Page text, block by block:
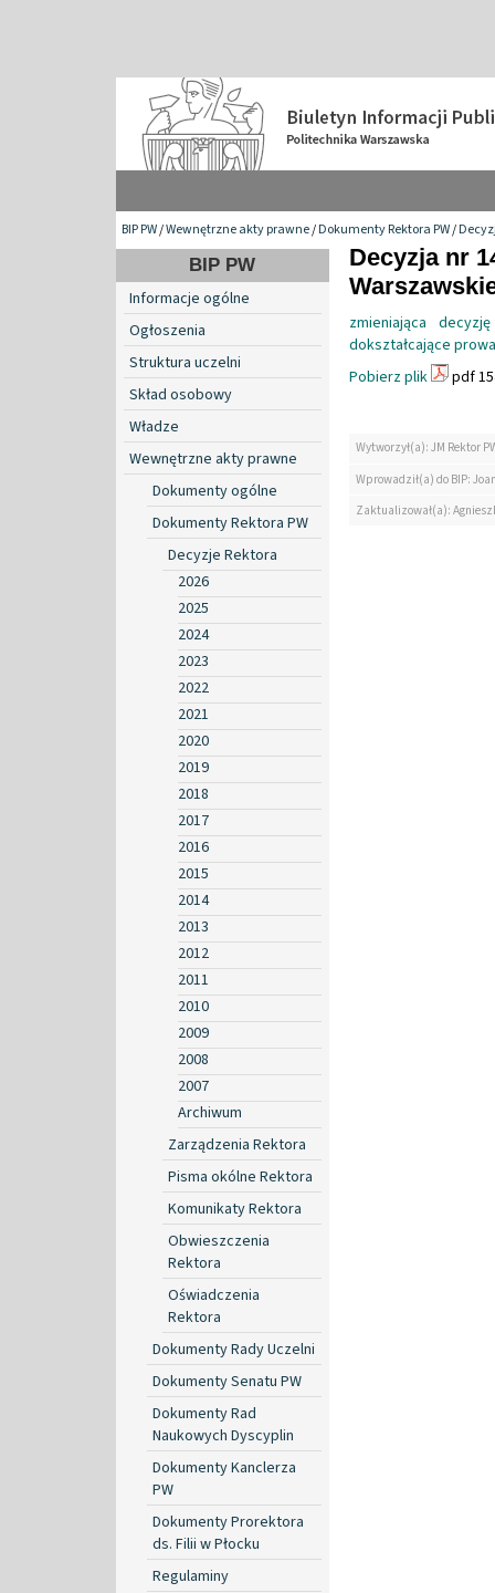
BIP PW/Wewnętrzne akty prawne/Dokumenty Rektora PW/
BIP PW
Informacje ogólne
Ogłoszenia
Struktura uczelni
Skład osobowy
Władze
Wewnętrzne akty prawne
Dokumenty ogólne
Dokumenty Rektora PW
Decyzje Rektora
2026
2025
2024
2023
2022
2021
2020
2019
2018
2017
2016
2015
2014
2013
2012
2011
2010
2009
2008
2007
Archiwum
Zarządzenia Rektora
Pisma okólne Rektora
Komunikaty Rektora
Obwieszczenia
Rektora
Oświadczenia
Rektora
Dokumenty Rady Uczelni
Dokumenty Senatu PW
Dokumenty Rad
Naukowych Dyscyplin
Dokumenty Kanclerza
PW
Dokumenty Prorektora
ds. Filii w Płocku
Regulaminy
Decyzja nr
zmieniająca
dokształcające
Pobierz plik
pdf
Wytworzył(a): JM Rektor
Wprowadził(a) do BIP:
Zaktualizował(a):